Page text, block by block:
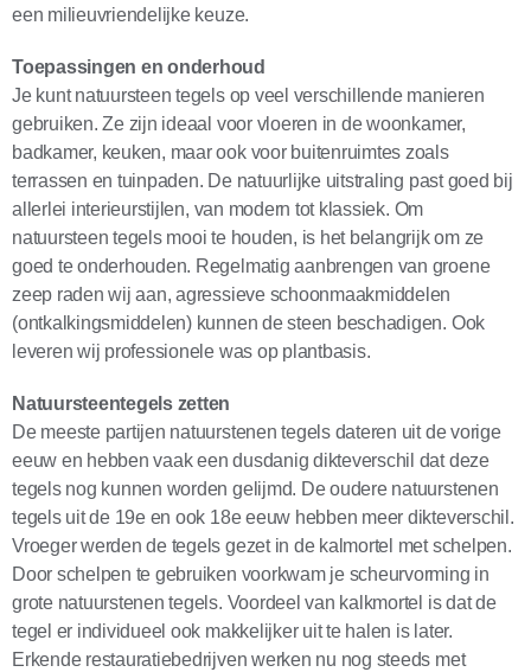
een milieuvriendelijke keuze.
Toepassingen en onderhoud
Je kunt natuursteen tegels op veel verschillende manieren
gebruiken. Ze zijn ideaal voor vloeren in de woonkamer,
badkamer, keuken, maar ook voor buitenruimtes zoals
terrassen en tuinpaden. De natuurlijke uitstraling past goed bij
allerlei interieurstijlen, van modern tot klassiek. Om
natuursteen tegels mooi te houden, is het belangrijk om ze
goed te onderhouden. Regelmatig aanbrengen van groene
zeep raden wij aan, agressieve schoonmaakmiddelen
(ontkalkingsmiddelen) kunnen de steen beschadigen. Ook
leveren wij professionele was op plantbasis.
Natuursteentegels zetten
De meeste partijen natuurstenen tegels dateren uit de vorige
eeuw en hebben vaak een dusdanig dikteverschil dat deze
tegels nog kunnen worden gelijmd. De oudere natuurstenen
tegels uit de 19e en ook 18e eeuw hebben meer dikteverschil.
Vroeger werden de tegels gezet in de kalmortel met schelpen.
Door schelpen te gebruiken voorkwam je scheurvorming in
grote natuurstenen tegels. Voordeel van kalkmortel is dat de
tegel er individueel ook makkelijker uit te halen is later.
Erkende restauratiebedrijven werken nu nog steeds met